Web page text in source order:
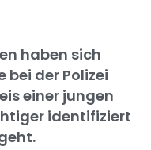
haben sich
der Polizei
einer jungen
identifiziert